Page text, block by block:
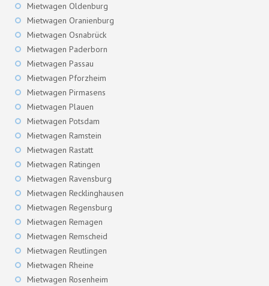
Mietwagen Oldenburg
Mietwagen Oranienburg
Mietwagen Osnabrück
Mietwagen Paderborn
Mietwagen Passau
Mietwagen Pforzheim
Mietwagen Pirmasens
Mietwagen Plauen
Mietwagen Potsdam
Mietwagen Ramstein
Mietwagen Rastatt
Mietwagen Ratingen
Mietwagen Ravensburg
Mietwagen Recklinghausen
Mietwagen Regensburg
Mietwagen Remagen
Mietwagen Remscheid
Mietwagen Reutlingen
Mietwagen Rheine
Mietwagen Rosenheim